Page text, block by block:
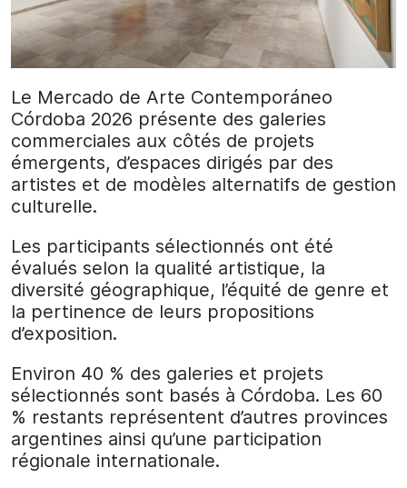
Le Mercado de Arte Contemporáneo
Córdoba 2026 présente des galeries
commerciales aux côtés de projets
émergents, d’espaces dirigés par des
artistes et de modèles alternatifs de gestion
culturelle.
Les participants sélectionnés ont été
évalués selon la qualité artistique, la
diversité géographique, l’équité de genre et
la pertinence de leurs propositions
d’exposition.
Environ 40 % des galeries et projets
sélectionnés sont basés à Córdoba. Les 60
% restants représentent d’autres provinces
argentines ainsi qu’une participation
régionale internationale.